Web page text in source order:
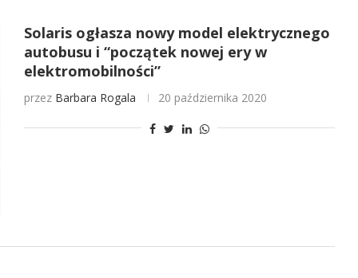
Solaris ogłasza nowy model elektrycznego
autobusu i “początek nowej ery w
elektromobilności”
przez Barbara Rogala 20 października 2020